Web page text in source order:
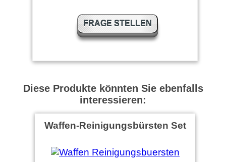
FRAGE STELLEN
Diese Produkte könnten Sie ebenfalls
interessieren:
Waffen-Reinigungsbürsten Set